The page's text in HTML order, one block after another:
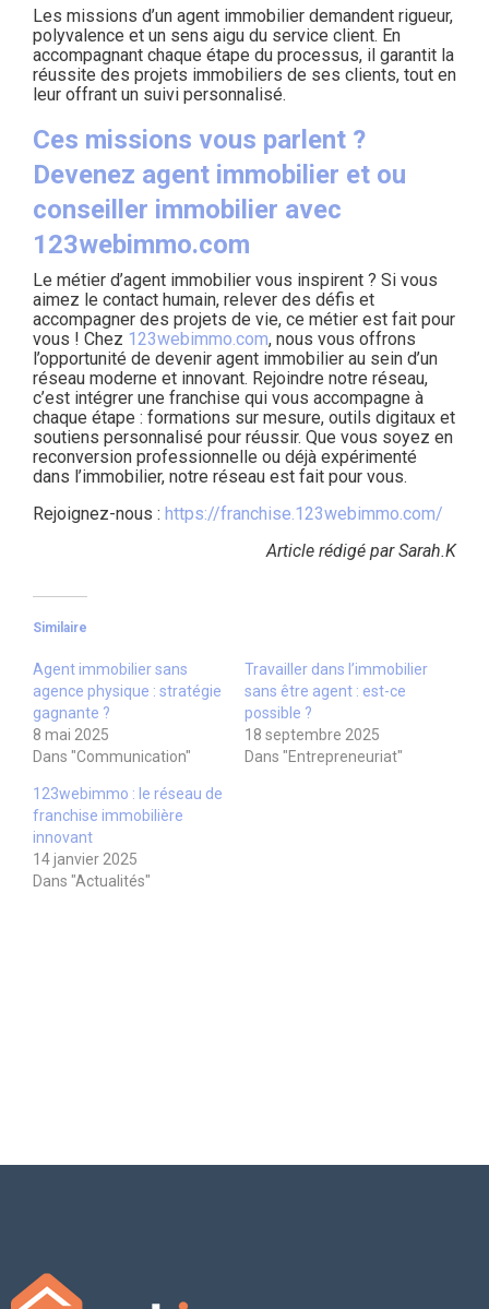
Les missions d’un agent immobilier demandent rigueur,
polyvalence et un sens aigu du service client. En
accompagnant chaque étape du processus, il garantit la
réussite des projets immobiliers de ses clients, tout en
leur offrant un suivi personnalisé.
Ces missions vous parlent ?
Devenez agent immobilier et ou
conseiller immobilier avec
123webimmo.com
Le métier d’agent immobilier vous inspirent ? Si vous
aimez le contact humain, relever des défis et
accompagner des projets de vie, ce métier est fait pour
vous ! Chez 123webimmo.com, nous vous offrons
l’opportunité de devenir agent immobilier au sein d’un
réseau moderne et innovant. Rejoindre notre réseau,
c’est intégrer une franchise qui vous accompagne à
chaque étape : formations sur mesure, outils digitaux et
soutiens personnalisé pour réussir. Que vous soyez en
reconversion professionnelle ou déjà expérimenté
dans l’immobilier, notre réseau est fait pour vous.
Rejoignez-nous : https://franchise.123webimmo.com/
Article rédigé par Sarah.K
Similaire
Agent immobilier sans
agence physique : stratégie
gagnante ?
8 mai 2025
Dans "Communication"
Travailler dans l’immobilier
sans être agent : est-ce
possible ?
18 septembre 2025
Dans "Entrepreneuriat"
123webimmo : le réseau de
franchise immobilière
innovant
14 janvier 2025
Dans "Actualités"